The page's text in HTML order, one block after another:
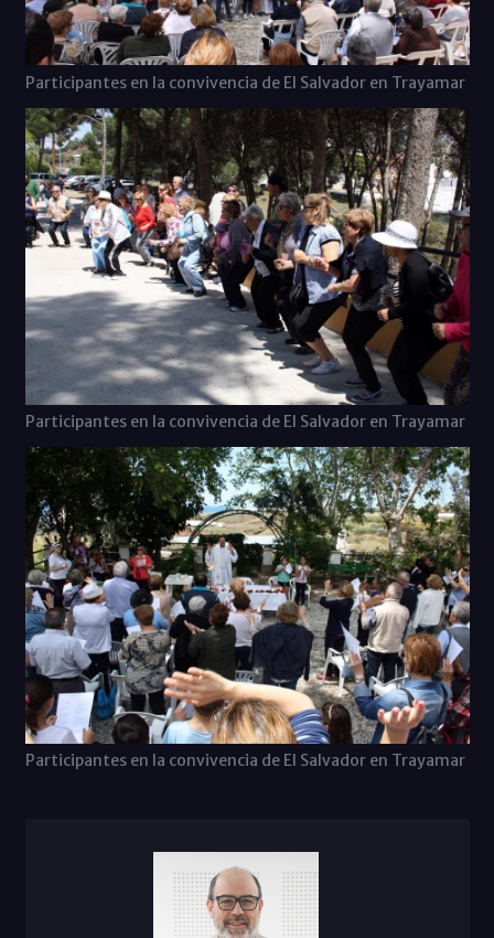
Participantes en la convivencia de El Salvador en Trayamar
Participantes en la convivencia de El Salvador en Trayamar
Participantes en la convivencia de El Salvador en Trayamar